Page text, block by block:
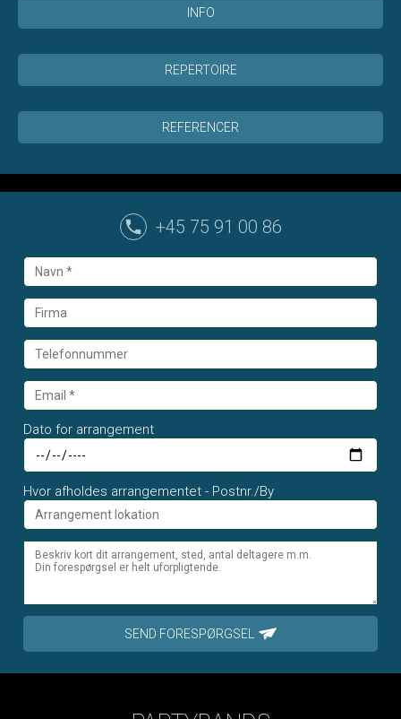
INFO
REPERTOIRE
REFERENCER
+45 75 91 00 86
Dato for arrangement
Hvor afholdes arrangementet - Postnr./By
SEND FORESPØRGSEL